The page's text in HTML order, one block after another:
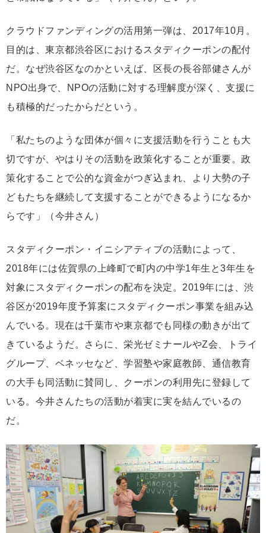
クラウドファンディングの活用第一弾は、2017年10月。
目的は、東京都渋谷区におけるスタディクーポンの配付
だ。なぜ渋谷区なのかといえば、区長の長谷部健さんが
NPO出身で、NPOの活動に対する理解度が深く、支援に
も積極的だったからだという。
「私たちのような団体が個々に支援活動を行うことも大
切ですが、やはりその活動を政策化することが重要。政
策化することで公的な資金がつぎ込まれ、より大勢の子
どもたちを継続して支援することができるようになるか
らです」（今井さん）
スタディクーポン・イニシアティブの活動によって、
2018年には佐賀県の上峰町で町内の中学1年生と3年生を
対象にスタディクーポンの配布を決定。2019年には、渋
谷区が2019年度予算案にスタディクーポン事業を組み込
んでいる。現在は千葉市や東京都でも同様の動きが出て
きているようだ。さらに、栄光ゼミナールやZ会、トライ
グループ、ベネッセなど、学習塾や家庭教師、通信教育
の大手も同活動に賛同し、クーポンの利用先に登録して
いる。今井さんたちの活動が着実に実を結んでいるの
だ。